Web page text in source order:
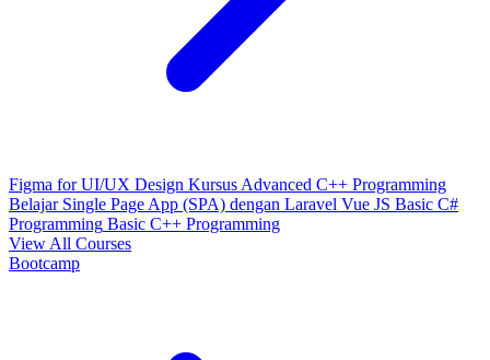
Figma for UI/UX Design Kursus Advanced C++ Programming
Belajar Single Page App (SPA) dengan Laravel Vue JS Basic C#
Programming Basic C++ Programming
View All Courses
Bootcamp